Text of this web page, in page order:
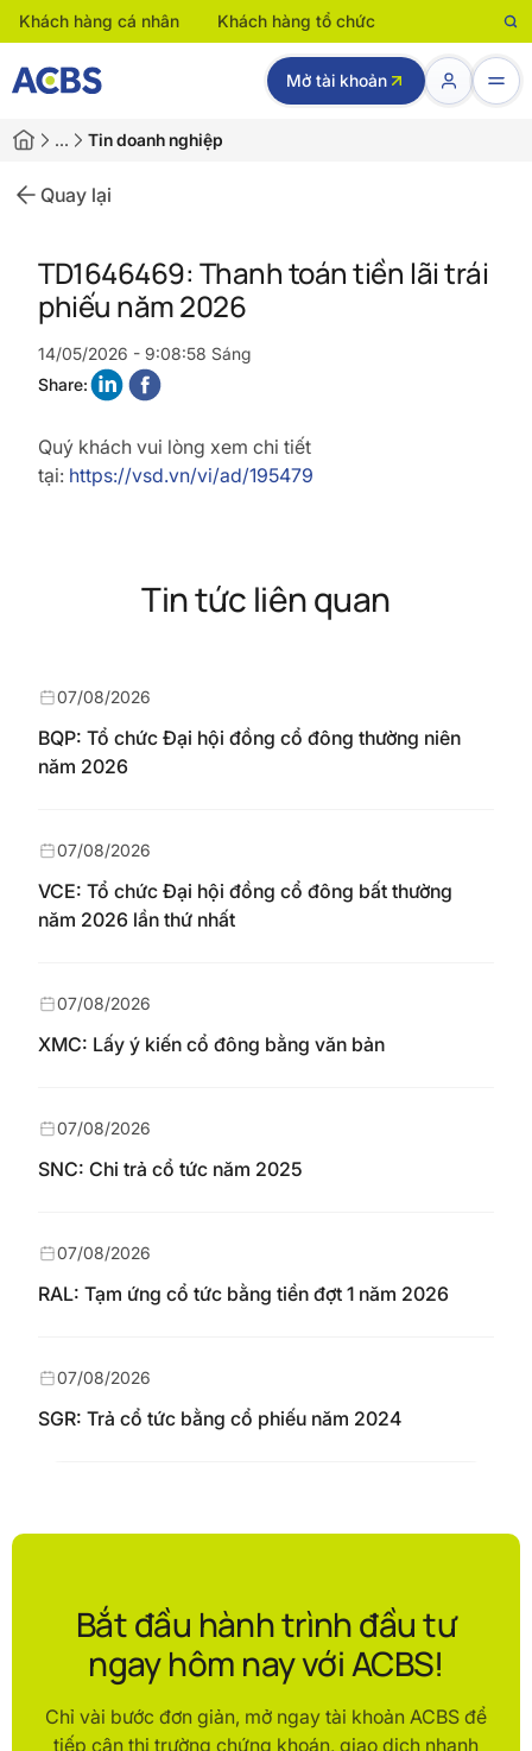
Khách hàng cá nhân Khách hàng tổ chức
Mở tài khoản
… Tin doanh nghiệp
Quay lại
TD1646469: Thanh toán tiền lãi trái
phiếu năm 2026
14/05/2026 - 9:08:58 Sáng
Share:
Quý khách vui lòng xem chi tiết
tại: https://vsd.vn/vi/ad/195479
Tin tức liên quan
BQP: Tổ chức Đại hội đồng cổ đông thường niên
năm 2026
07/08/2026
VCE: Tổ chức Đại hội đồng cổ đông bất thường
năm 2026 lần thứ nhất
07/08/2026
XMC: Lấy ý kiến cổ đông bằng văn bản
07/08/2026
SNC: Chi trả cổ tức năm 2025
07/08/2026
RAL: Tạm ứng cổ tức bằng tiền đợt 1 năm 2026
07/08/2026
SGR: Trả cổ tức bằng cổ phiếu năm 2024
07/08/2026
Bắt đầu hành trình đầu tư
ngay hôm nay với ACBS!
Chỉ vài bước đơn giản, mở ngay tài khoản ACBS để
tiếp cận thị trường chứng khoán, giao dịch nhanh